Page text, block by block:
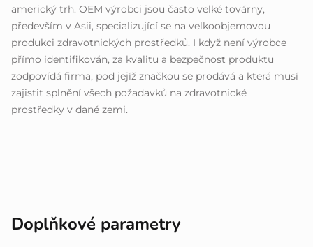
americký trh. OEM výrobci jsou často velké továrny,
především v Asii, specializující se na velkoobjemovou
produkci zdravotnických prostředků. I když není výrobce
přímo identifikován, za kvalitu a bezpečnost produktu
zodpovídá firma, pod jejíž značkou se prodává a která musí
zajistit splnění všech požadavků na zdravotnické
prostředky v dané zemi.
Doplňkové parametry